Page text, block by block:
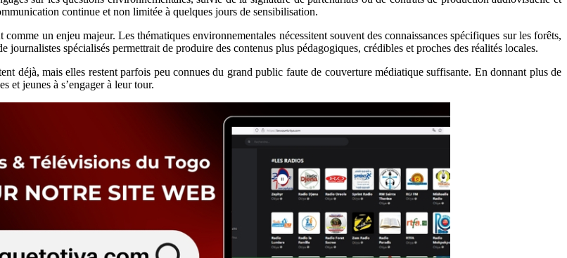
continue et non limitée à quelques jours de sensibilisation.
un enjeu majeur. Les thématiques environnementales nécessitent souvent des connaissances spécifiques sur les forêts,
spécialisés permettrait de produire des contenus plus pédagogiques, crédibles et proches des réalités locales.
déjà, mais elles restent parfois peu connues du grand public faute de couverture médiatique suffisante. En donnant plus de
et jeunes à s’engager à leur tour.